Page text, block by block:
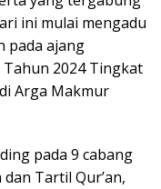
ini mulai mengadu
pada ajang
Tahun 2024 Tingkat
Arga Makmur
pada 9 cabang
Tartil Qur’an,